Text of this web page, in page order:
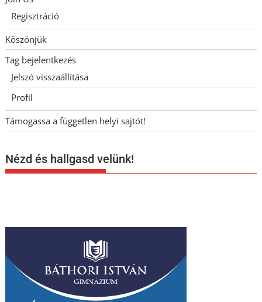
Regisztráció
Köszönjük
Tag bejelentkezés
Jelszó visszaállítása
Profil
Támogassa a független helyi sajtót!
Nézd és hallgasd velünk!